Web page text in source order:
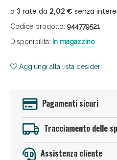
Codice prodotto: 944779521
Disponibilità: In magazzino
Aggiungi alla lista desideri
Pagamenti sicuri
Tracciamento delle
Assistenza cliente